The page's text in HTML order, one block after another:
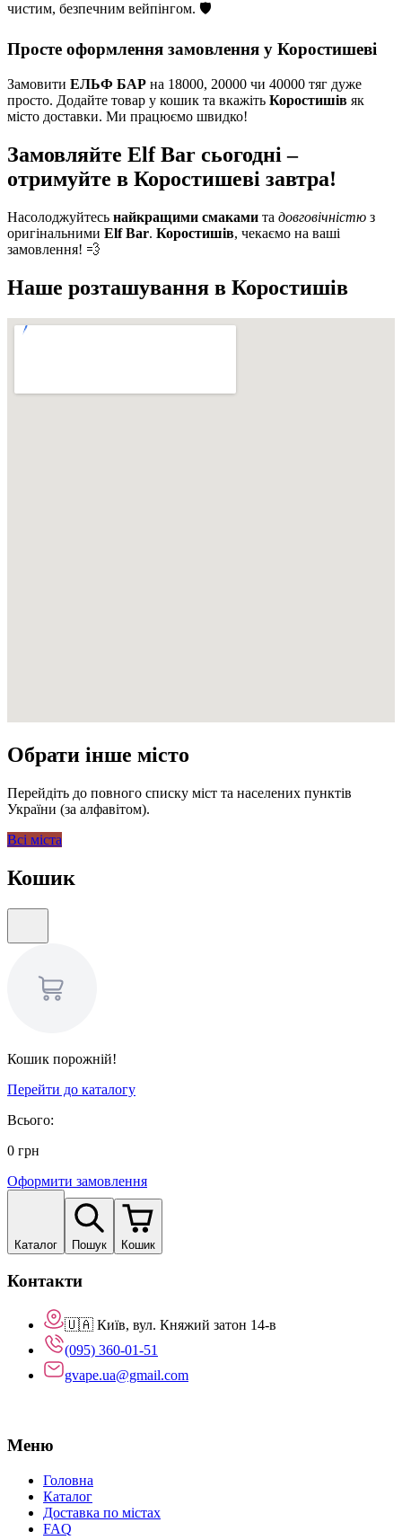
чистим, безпечним вейпінгом. 🛡️
Просте оформлення замовлення у Коростишеві
Замовити ЕЛЬФ БАР на 18000, 20000 чи 40000 тяг дуже
просто. Додайте товар у кошик та вкажіть Коростишів як
місто доставки. Ми працюємо швидко!
Замовляйте Elf Bar сьогодні –
отримуйте в Коростишеві завтра!
Насолоджуйтесь найкращими смаками та довговічністю з
оригінальними Elf Bar. Коростишів, чекаємо на ваші
замовлення! 💨
Наше розташування в Коростишів
Обрати інше місто
Перейдіть до повного списку міст та населених пунктів
України (за алфавітом).
Всі міста
Кошик
Кошик порожній!
Перейти до каталогу
Всього:
0 грн
Оформити замовлення
Каталог Пошук Кошик
Контакти
🇺🇦 Київ, вул. Княжий затон 14-в
(095) 360-01-51
gvape.ua@gmail.com
Меню
Головна
Каталог
Доставка по містах
FAQ